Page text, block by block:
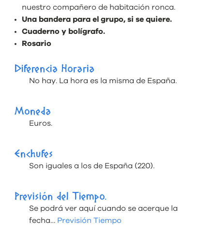
nuestro compañero de habitación ronca.
Una bandera para el grupo, si se quiere.
Cuaderno y bolígrafo.
Rosario
Diferencia Horaria
No hay. La hora es la misma de España.
Moneda
Euros.
Enchufes
Son iguales a los de España (220).
Previsión del Tiempo.
Se podrá ver aquí cuando se acerque la
fecha… Previsión Tiempo